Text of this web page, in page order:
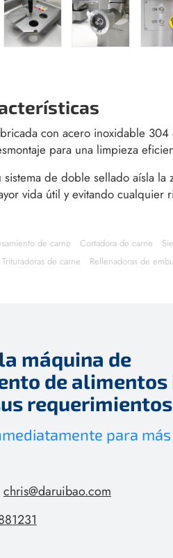
con acero inoxidable
para una limpieza
sistema de doble sellado aísla
vida útil y evitando cualquier
de carne Cortadora de carne
Trituradoras de carne Rellenadoras de
máquina de
de alimentos
requerimientos
para más
chris@daruibao.com